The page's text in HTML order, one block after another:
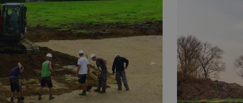
29 minuten
56 seconden
Deze cookie wordt gebruikt om onderscheid te maken tussen
mensen en bots. Dit is gunstig voor de website, om geldige
rapporten te kunnen maken over het gebruik van hun website.
1 maand 3
weken
Bepaalt het pop-up gedrag.
Vervaldatum Omschrijving